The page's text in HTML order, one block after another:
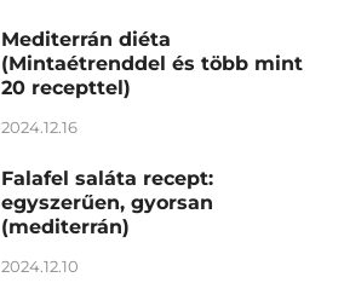
Mediterrán diéta
(Mintaétrenddel és több mint
20 recepttel)
2024.12.16
Falafel saláta recept:
egyszerűen, gyorsan
(mediterrán)
2024.12.10